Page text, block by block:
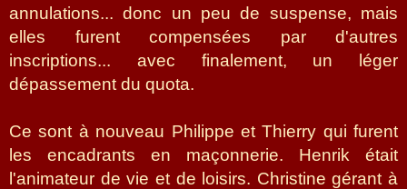
annulations... donc un peu de suspense, mais
elles furent compensées par d'autres
inscriptions... avec finalement, un léger
dépassement du quota.
Ce sont à nouveau Philippe et Thierry qui furent
les encadrants en maçonnerie. Henrik était
l'animateur de vie et de loisirs. Christine gérant à